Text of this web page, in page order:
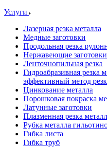
Услуги
Лазерная резка металла
Медные заготовки
Продольная резка
Нержавеющие заготовки
Ленточнопильная резка
Гидроабразивная резка
эффективный метод
Цинкование металла
Порошковая покраска
Латунные заготовки
Плазменная резка
Рубка металла
Гибка листа
Гибка труб